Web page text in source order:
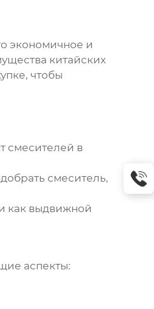
экономичное и
китайских
чтобы
смесителей в
смеситель,
как выдвижной
аспекты: